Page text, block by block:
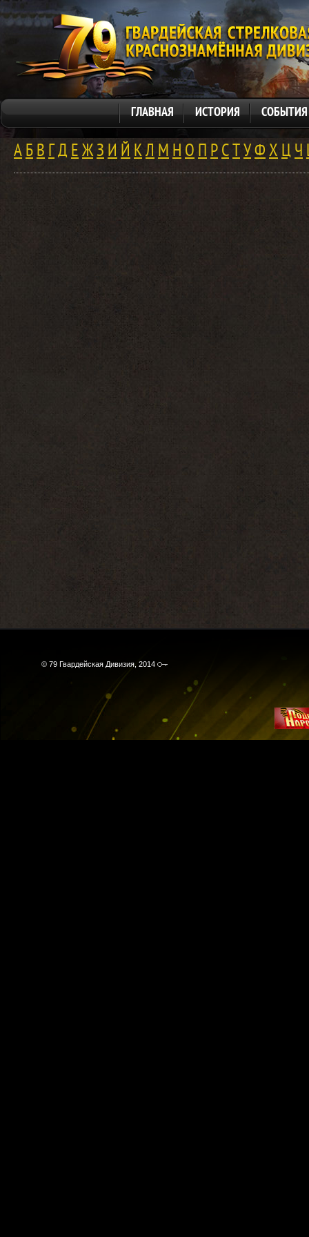
ГЛАВНАЯ ИСТОРИЯ СОБЫТИЯ
АБВГДЕЖЗИЙКЛМНОПРСТУФХЦЧ
© 79 Гвардейская Дивизия, 2014